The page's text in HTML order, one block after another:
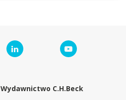
Wydawnictwo C.H.Beck